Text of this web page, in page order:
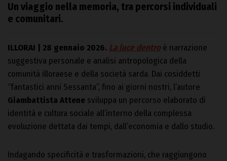
Un viaggio nella memoria, tra percorsi individuali
e comunitari.
ILLORAI | 28 gennaio 2026. La luce dentroè narrazione
suggestiva personale e analisi antropologica della
comunità illoraese e della società sarda. Dai cosiddetti
“fantastici anni Sessanta”, fino ai giorni nostri, l’autore
Giambattista Attene sviluppa un percorso elaborato di
identità e cultura sociale all’interno della complessa
evoluzione dettata dai tempi, dall’economia e dallo studio.
Indagando specificità e trasformazioni, che raggiungono